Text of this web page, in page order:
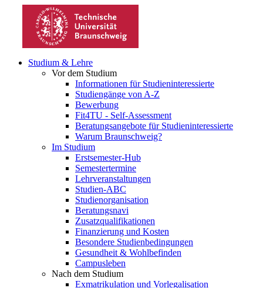
Studium & Lehre
Vor dem Studium
Informationen für Studieninteressierte
Studiengänge von A-Z
Bewerbung
Fit4TU - Self-Assessment
Beratungsangebote für Studieninteressierte
Warum Braunschweig?
Im Studium
Erstsemester-Hub
Semestertermine
Lehrveranstaltungen
Studien-ABC
Studienorganisation
Beratungsnavi
Zusatzqualifikationen
Finanzierung und Kosten
Besondere Studienbedingungen
Gesundheit & Wohlbefinden
Campusleben
Nach dem Studium
Exmatrikulation und Vorlegalisation